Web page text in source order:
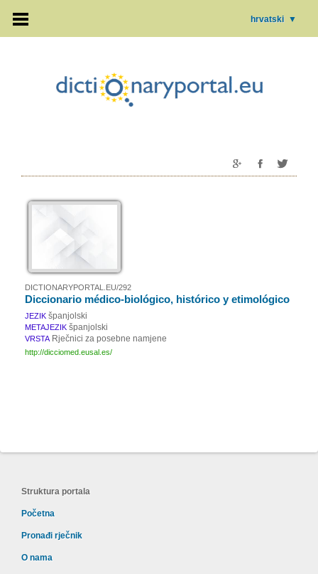
hrvatski ▼
DICTIONARYPORTAL.EU/292
Diccionario médico-biológico, histórico y etimológico
JEZIK španjolski
METAJEZIK španjolski
VRSTA Rječnici za posebne namjene
http://dicciomed.eusal.es/
Struktura portala
Početna
Pronađi rječnik
O nama